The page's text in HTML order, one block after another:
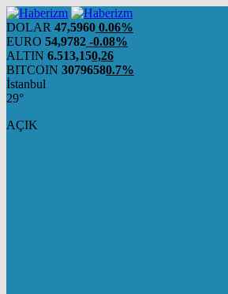
DOLAR 47,5960 0.06%
EURO 54,9782 -0.08%
ALTIN 6.513,150,26
BITCOIN 30796580.7%
İstanbul
29°
AÇIK